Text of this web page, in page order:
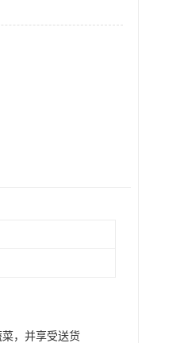
，并享受送货